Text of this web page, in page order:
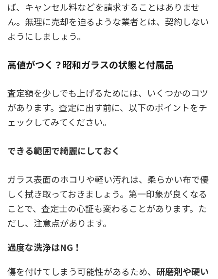
ば、キャンセル料などを請求することはありませ
ん。無理に売却を迫るような業者とは、契約しない
ようにしましょう。
高値がつく？昭和ガラスの状態と付属品
査定額を少しでも上げるためには、いくつかのコツ
があります。査定に出す前に、以下のポイントをチ
ェックしてみてください。
できる範囲で綺麗にしておく
ガラス表面のホコリや軽い汚れは、柔らかい布で優
しく拭き取っておきましょう。第一印象が良くなる
ことで、査定士の心証も変わることがあります。た
だし、注意点があります。
過度な洗浄はNG！
傷を付けてしまう可能性があるため、 研磨剤や硬い